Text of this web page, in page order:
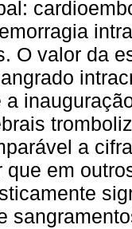
O valor da
a
que em